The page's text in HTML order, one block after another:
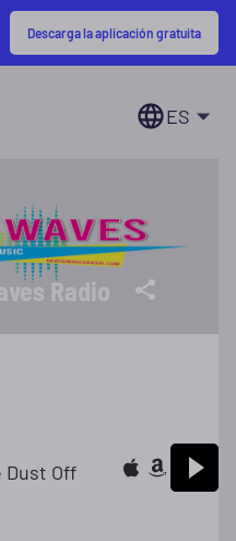
Descarga la aplicación gratuita
ES
Radio
Dust Off